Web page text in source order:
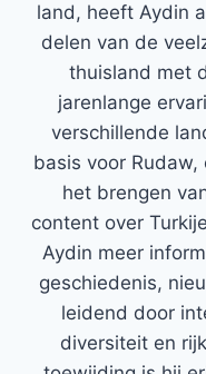
land, heeft Aydin
delen van de
thuisland met
jarenlange
verschillende
basis voor
het brengen
content over
Aydin meer
geschiedenis,
leidend door
diversiteit en